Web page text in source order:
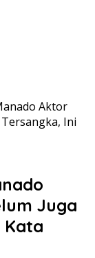
Aktor
Ini
Juga
Kata